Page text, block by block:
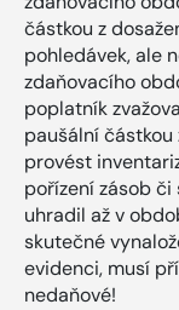
částkou z
pohledávek, ale
zdaňovacího
poplatník
paušální
provést
pořízení zásob
uhradil až v
skutečné
evidenci, musí
nedaňové!